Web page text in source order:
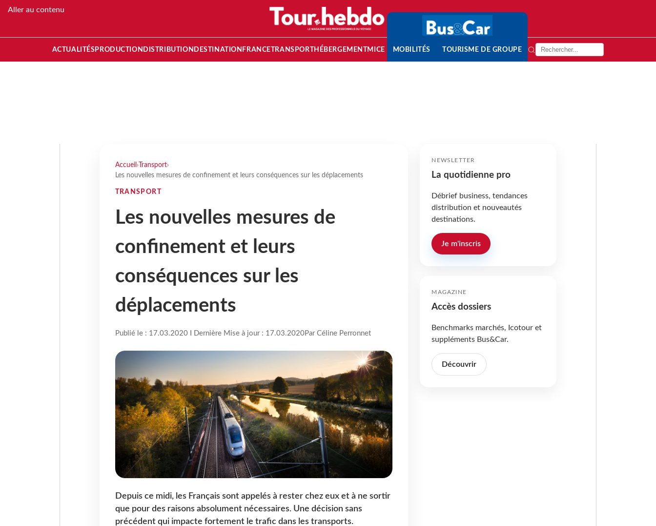
Aller au contenu
ACTUALITÉS PRODUCTION DISTRIBUTION DESTINATION FRANCETRANSPORT HÉBERGEMENTMICE MOBILITÉS TOURISME DE GROUPE
Accueil › Transport›
Les nouvelles mesures de confinement et leurs conséquences sur les déplacements
TRANSPORT
Les nouvelles mesures de
confinement et leurs
conséquences sur les
déplacements
Publié le : 17.03.2020 I Dernière Mise à jour : 17.03.2020Par Céline Perronnet
Depuis ce midi, les Français sont appelés à rester chez eux et à ne sortir
que pour des raisons absolument nécessaires. Une décision sans
précédent qui impacte fortement le trafic dans les transports.
NEWSLETTER
La quotidienne pro
Débrief business, tendances
distribution et nouveautés
destinations.
Je m'inscris
MAGAZINE
Accès dossiers
Benchmarks marchés, Icotour et
suppléments Bus&Car.
Découvrir